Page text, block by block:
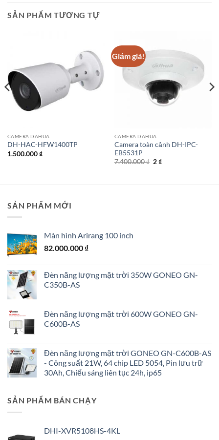
SẢN PHẨM TƯƠNG TỰ
CAMERA DAHUA
DH-HAC-HFW1400TP
1.500.000₫
Giảm giá!
CAMERA DAHUA
Camera toàn cảnh DH-IPC-
EB5531P
7.400.000₫ Giá
2₫Giá
SẢN PHẨM MỚI
Màn hình Arirang 100 inch
82.000.000 ₫
Đèn năng lượng mặt trời 350W GONEO GN-
C350B-AS
Đèn năng lượng mặt trời 600W GONEO GN-
C600B-AS
Đèn năng lượng mặt trời GONEO GN-C600B-AS
- Công suất 21W, 64 chip LED 5054, Pin lưu trữ
30Ah, Chiếu sáng liên tục 24h, ip65
SẢN PHẨM BÁN CHẠY
DHI-XVR5108HS-4KL